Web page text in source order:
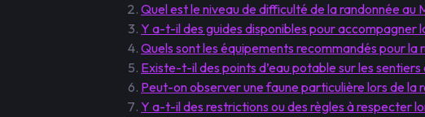
Quel est le niveau de difficulté de la randonnée au
Y a-t-il des guides disponibles pour accompagner
Quels sont les équipements recommandés pour la
Existe-t-il des points d’eau potable sur les
Peut-on observer une faune particulière lors de la
Y a-t-il des restrictions ou des règles à respecter